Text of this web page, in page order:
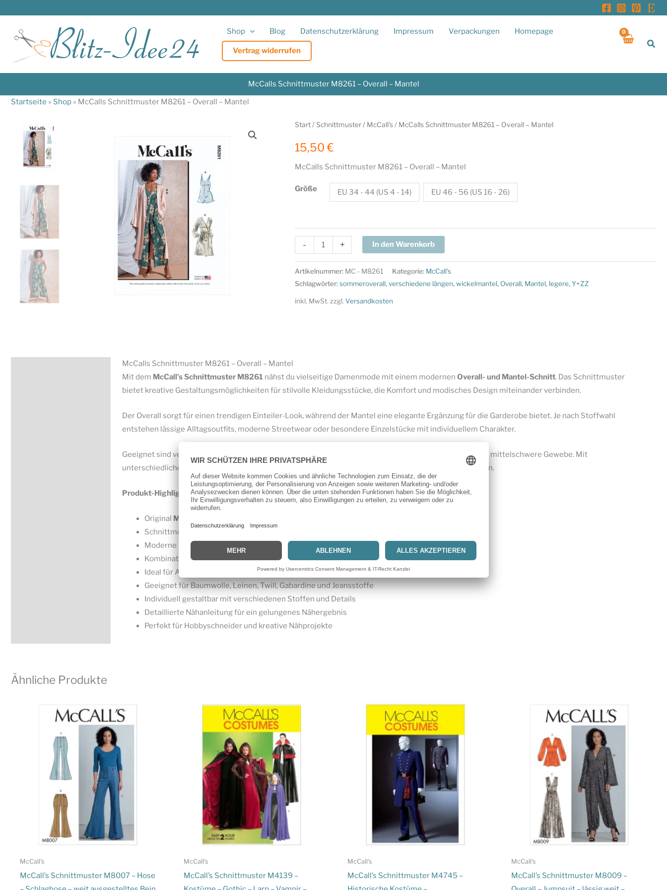
springen
Shop Blog Datenschutzerklärung Impressum Verpackungen Homepage
Vertrag widerrufen
McCalls Schnittmuster M8261 – Overall – Mantel
Startseite » Shop » McCalls Schnittmuster M8261 – Overall – Mantel
Start/ Schnittmuster/ McCall's/ McCalls Schnittmuster M8261 – Overall – Mantel
15,50€
McCalls Schnittmuster M8261 – Overall – Mantel
Größe EU 34 - 44 (US 4 - 14) EU 46 - 56 (US 16 - 26)
-
McCalls
Schnittmuster
M8261
-
+ In den Warenkorb
Artikelnummer: MC - M8261 Kategorie: McCall's
Schlagwörter:sommeroverall,verschiedene längen,wickelmantel, Overall, Mantel, legere,Y+ZZ
inkl. MwSt. zzgl. Versandkosten
McCalls Schnittmuster M8261 – Overall – Mantel
Mit dem McCall’s Schnittmuster M8261 nähst du vielseitige Damenmode mit einem modernen Overall- und Mantel-Schnitt. Das Schnittmuster
bietet kreative Gestaltungsmöglichkeiten für stilvolle Kleidungsstücke, die Komfort und modisches Design miteinander verbinden.
Der Overall sorgt für einen trendigen Einteiler-Look, während der Mantel eine elegante Ergänzung für die Garderobe bietet. Je nach Stoffwahl
entstehen lässige Alltagsoutfits, moderne Streetwear oder besondere Einzelstücke mit individuellem Charakter.
Geeignet sind verschiedene Stoffarten wie Baumwolle, Leinen, Twill, Gabardine, Jeansstoffe oder andere mittelschwere Gewebe. Mit
unterschiedlichen Farben, Mustern und Details lässt sich das Modell ganz nach dem eigenen Stil gestalten.
Produkt-Highlights:
Original McCall’s Schnittmuster M8261
Schnittmuster für
Moderne und vielseitige Damenmode
Kombination aus Komfort und stilvollem Design
Ideal für Alltag, Freizeit und besondere Looks
Geeignet für Baumwolle, Leinen, Twill, Gabardine und Jeansstoffe
Individuell gestaltbar mit verschiedenen Stoffen und Details
Detaillierte Nähanleitung für ein gelungenes Nähergebnis
Perfekt für Hobbyschneider und kreative Nähprojekte
Ähnliche Produkte
McCall's
McCall’s Schnittmuster M8007 – Hose
McCall's
McCall’s Schnittmuster M4139 –
McCall's
McCall’s Schnittmuster M4745 –
McCall's
McCall’s Schnittmuster M8009 –